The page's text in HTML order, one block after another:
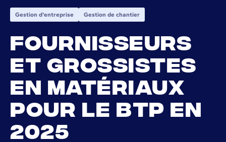
Gestion d'entreprise Gestion de chantier
Fournisseurs
et grossistes
en matériaux
pour le BTP en
2025